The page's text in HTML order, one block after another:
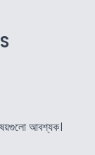
আবশ্যক।